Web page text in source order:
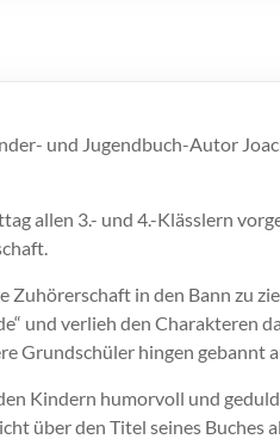
und Jugendbuch-Autor
allen 3.- und 4.-Klässlern
in den Bann zu
und verlieh den Charakteren
Grundschüler hingen gebannt
Kindern humorvoll und
über den Titel seines Buches